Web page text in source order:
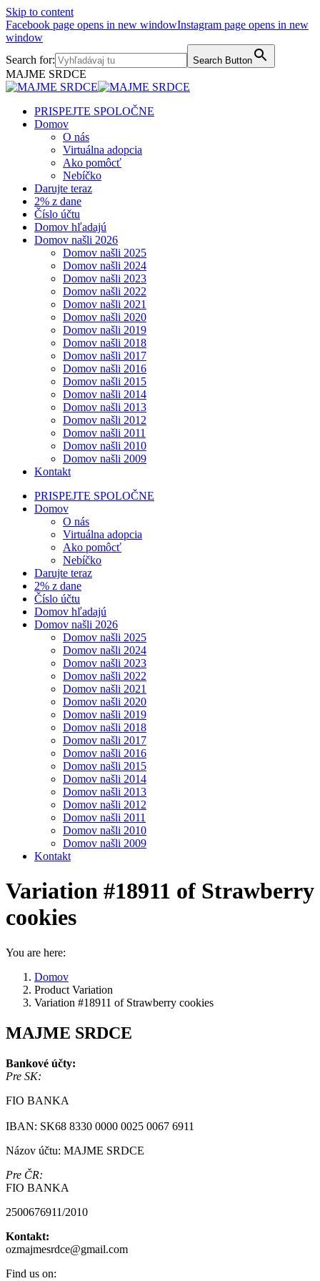
Skip to content
Facebook page opens in new windowInstagram page opens in new
window
Search for:
Search Button
MAJME SRDCE
PRISPEJTE SPOLOČNE
Domov
O nás
Virtuálna adopcia
Ako pomôcť
Nebíčko
Darujte teraz
2% z dane
Číslo účtu
Domov hľadajú
Domov našli 2026
Domov našli 2025
Domov našli 2024
Domov našli 2023
Domov našli 2022
Domov našli 2021
Domov našli 2020
Domov našli 2019
Domov našli 2018
Domov našli 2017
Domov našli 2016
Domov našli 2015
Domov našli 2014
Domov našli 2013
Domov našli 2012
Domov našli 2011
Domov našli 2010
Domov našli 2009
Kontakt
PRISPEJTE SPOLOČNE
Domov
O nás
Virtuálna adopcia
Ako pomôcť
Nebíčko
Darujte teraz
2% z dane
Číslo účtu
Domov hľadajú
Domov našli 2026
Domov našli 2025
Domov našli 2024
Domov našli 2023
Domov našli 2022
Domov našli 2021
Domov našli 2020
Domov našli 2019
Domov našli 2018
Domov našli 2017
Domov našli 2016
Domov našli 2015
Domov našli 2014
Domov našli 2013
Domov našli 2012
Domov našli 2011
Domov našli 2010
Domov našli 2009
Kontakt
Variation #18911 of Strawberry
cookies
You are here:
Domov
Product Variation
Variation #18911 of Strawberry cookies
MAJME SRDCE
Bankové účty:
Pre SK:
FIO BANKA
IBAN: SK68 8330 0000 0025 0067 6911
Názov účtu: MAJME SRDCE
Pre ČR:
FIO BANKA
2500676911/2010
Kontakt:
ozmajmesrdce@gmail.com
Find us on: